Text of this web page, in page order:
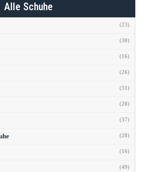
Alle Schuhe
(23)
(30)
(16)
(26)
(31)
(28)
(37)
(28)
(16)
(49)